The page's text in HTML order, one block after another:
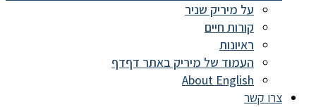
על מיריק שניר
קורות חיים
ראיונות
העמוד של מיריק באתר דףדף
About English
צרו קשר